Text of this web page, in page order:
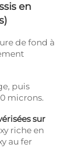
en
de fond à
puis
microns.
sur
riche en
au fer